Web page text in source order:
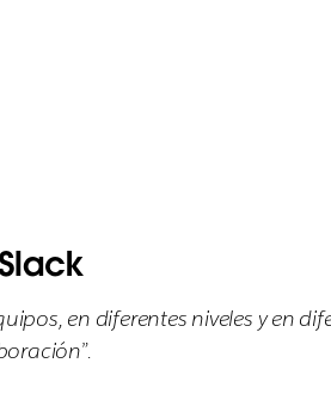
en diferentes niveles y en